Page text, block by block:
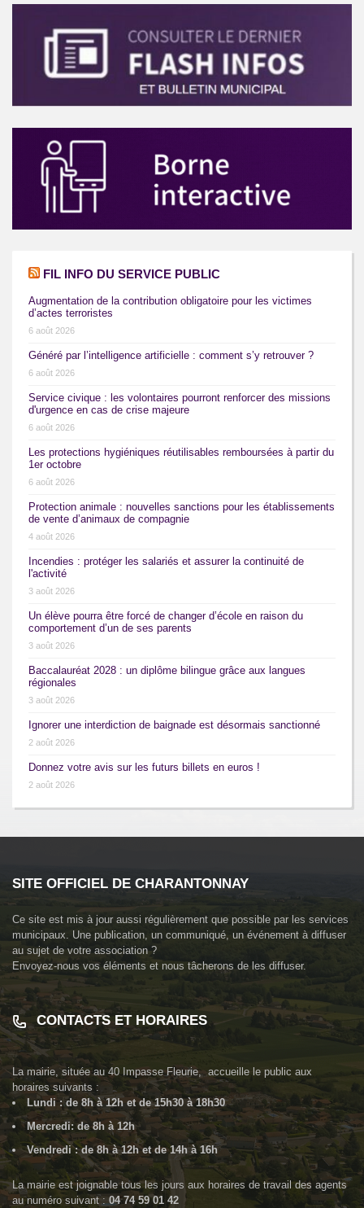
FIL INFO DU SERVICE PUBLIC
Augmentation de la contribution obligatoire pour les victimes
d’actes terroristes
6 août 2026
Généré par l’intelligence artificielle : comment s’y retrouver ?
6 août 2026
Service civique : les volontaires pourront renforcer des missions
d'urgence en cas de crise majeure
6 août 2026
Les protections hygiéniques réutilisables remboursées à partir du
1er octobre
6 août 2026
Protection animale : nouvelles sanctions pour les établissements
de vente d’animaux de compagnie
4 août 2026
Incendies : protéger les salariés et assurer la continuité de
l'activité
3 août 2026
Un élève pourra être forcé de changer d’école en raison du
comportement d’un de ses parents
3 août 2026
Baccalauréat 2028 : un diplôme bilingue grâce aux langues
régionales
3 août 2026
Ignorer une interdiction de baignade est désormais sanctionné
2 août 2026
Donnez votre avis sur les futurs billets en euros !
2 août 2026
SITE OFFICIEL DE CHARANTONNAY
Ce site est mis à jour aussi régulièrement que possible par les services
municipaux. Une publication, un communiqué, un événement à diffuser
au sujet de votre association ?
Envoyez-nous vos éléments et nous tâcherons de les diffuser.
CONTACTS ET HORAIRES
La mairie, située au 40 Impasse Fleurie, accueille le public aux
horaires suivants :
Lundi : de 8h à 12h et de 15h30 à 18h30
Mercredi: de 8h à 12h
Vendredi : de 8h à 12h et de 14h à 16h
La mairie est joignable tous les jours aux horaires de travail des agents
au numéro suivant : 04 74 59 01 42